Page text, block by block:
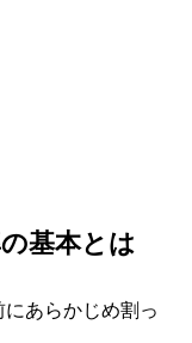
基本とは
あらかじめ割っ